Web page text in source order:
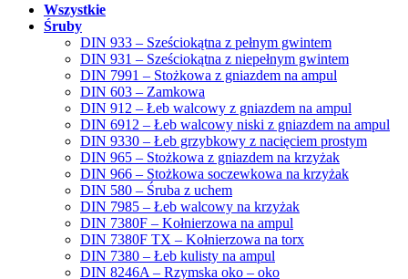
Wszystkie
Śruby
DIN 933 – Sześciokątna z pełnym gwintem
DIN 931 – Sześciokątna z niepełnym gwintem
DIN 7991 – Stożkowa z gniazdem na ampul
DIN 603 – Zamkowa
DIN 912 – Łeb walcowy z gniazdem na ampul
DIN 6912 – Łeb walcowy niski z gniazdem na ampul
DIN 9330 – Łeb grzybkowy z nacięciem prostym
DIN 965 – Stożkowa z gniazdem na krzyżak
DIN 966 – Stożkowa soczewkowa na krzyżak
DIN 580 – Śruba z uchem
DIN 7985 – Łeb walcowy na krzyżak
DIN 7380F – Kołnierzowa na ampul
DIN 7380F TX – Kołnierzowa na torx
DIN 7380 – Łeb kulisty na ampul
DIN 8246A – Rzymska oko – oko